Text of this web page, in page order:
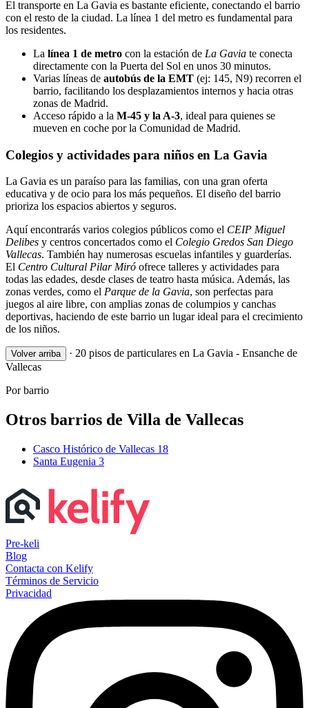
El transporte en La Gavia es bastante eficiente, conectando el barrio
con el resto de la ciudad. La línea 1 del metro es fundamental para
los residentes.
La línea 1 de metro con la estación de La Gavia te conecta
directamente con la Puerta del Sol en unos 30 minutos.
Varias líneas de autobús de la EMT (ej: 145, N9) recorren el
barrio, facilitando los desplazamientos internos y hacia otras
zonas de Madrid.
Acceso rápido a la M-45 y la A-3, ideal para quienes se
mueven en coche por la Comunidad de Madrid.
Colegios y actividades para niños en La Gavia
La Gavia es un paraíso para las familias, con una gran oferta
educativa y de ocio para los más pequeños. El diseño del barrio
prioriza los espacios abiertos y seguros.
Aquí encontrarás varios colegios públicos como el CEIP Miguel
Delibes y centros concertados como el Colegio Gredos San Diego
Vallecas. También hay numerosas escuelas infantiles y guarderías.
El Centro Cultural Pilar Miró ofrece talleres y actividades para
todas las edades, desde clases de teatro hasta música. Además, las
zonas verdes, como el Parque de la Gavia, son perfectas para
juegos al aire libre, con amplias zonas de columpios y canchas
deportivas, haciendo de este barrio un lugar ideal para el crecimiento
de los niños.
Volver arriba · 20 pisos de particulares en La Gavia - Ensanche de
Vallecas
Por barrio
Otros barrios de Villa de Vallecas
Casco Histórico de Vallecas 18
Santa Eugenia 3
Pre-keli
Blog
Contacta con Kelify
Términos de Servicio
Privacidad